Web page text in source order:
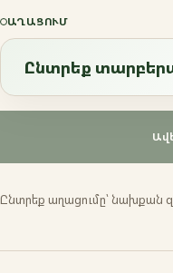
ԱՂԱՑՈՒՄ
Ընտրեք
Էսպրեսո
Ֆրենչ պրես
Մոկա
Ընտրեք աղացումը՝ նախքան